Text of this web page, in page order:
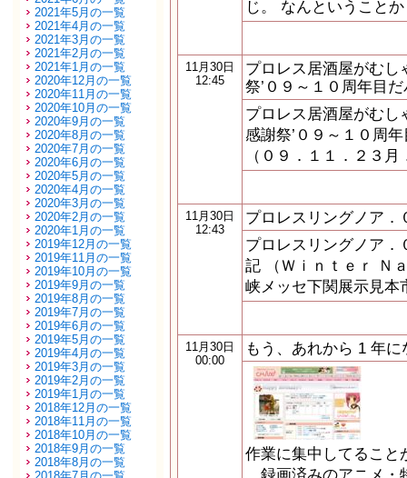
2021年5月の一覧
2021年4月の一覧
2021年3月の一覧
2021年2月の一覧
2021年1月の一覧
2020年12月の一覧
2020年11月の一覧
2020年10月の一覧
2020年9月の一覧
2020年8月の一覧
2020年7月の一覧
2020年6月の一覧
2020年5月の一覧
2020年4月の一覧
2020年3月の一覧
2020年2月の一覧
2020年1月の一覧
2019年12月の一覧
2019年11月の一覧
2019年10月の一覧
2019年9月の一覧
2019年8月の一覧
2019年7月の一覧
2019年6月の一覧
2019年5月の一覧
2019年4月の一覧
2019年3月の一覧
2019年2月の一覧
2019年1月の一覧
2018年12月の一覧
2018年11月の一覧
2018年10月の一覧
2018年9月の一覧
2018年8月の一覧
じ。 なんということ
11月30日
12:45
プロレス居酒屋がむし
祭’０９～１０周年目
プロレス居酒屋がむし
感謝祭’０９～１０周
（０９．１１．２３
11月30日
12:43
プロレスリングノア．
プロレスリングノア．
記 （Ｗｉｎｔｅｒ Ｎ
峡メッセ下関展示見本
11月30日
00:00
もう、あれから 1 年
作業に集中してること
、録画済みのアニメ